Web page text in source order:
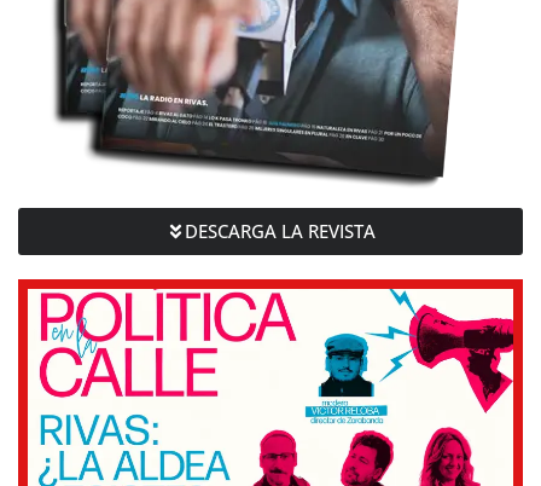
DESCARGA LA REVISTA